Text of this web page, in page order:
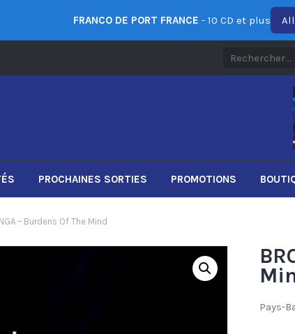
PROCHAINES SORTIES PROMOTIONS
– Burdens Of The Mind
Pays-
FRANCO DE PORT FRANCE - 10 CD et plus